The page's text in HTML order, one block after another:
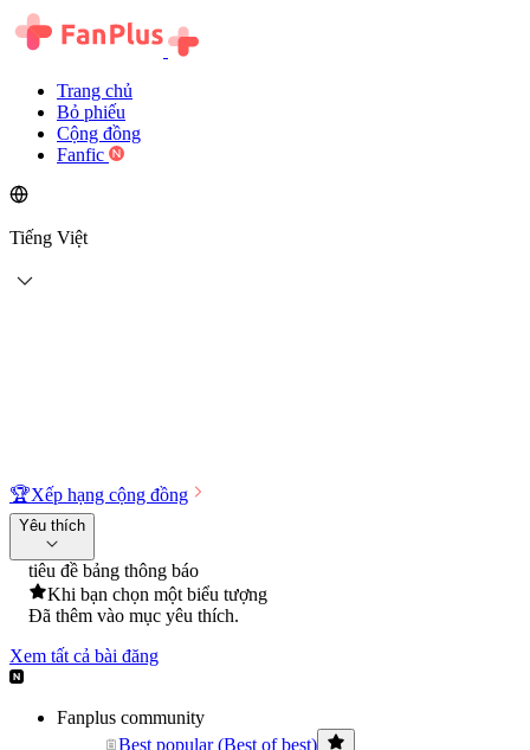
Trang chủ
Bỏ phiếu
Cộng đồng
Fanfic
Tiếng Việt
🏆Xếp hạng cộng đồng
Yêu thích
tiêu đề bảng thông báo
Khi bạn chọn một biểu tượng
Đã thêm vào mục yêu thích.
Xem tất cả bài đăng
Fanplus community
Best popular (Best of best)